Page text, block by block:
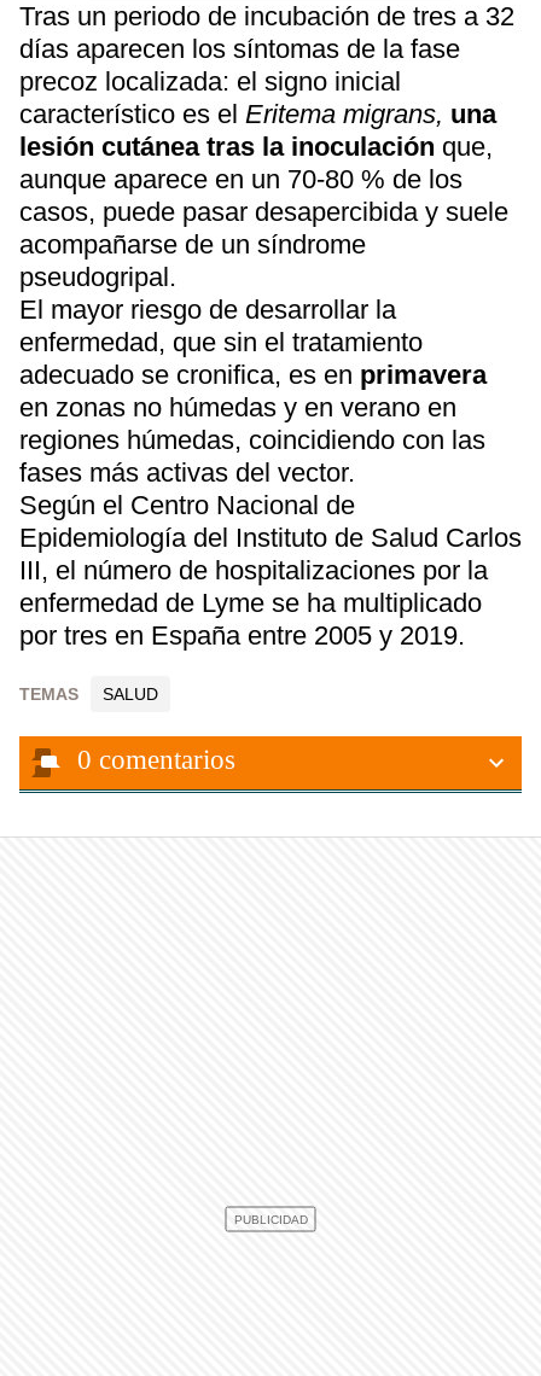
Tras un periodo de incubación de tres a 32
días aparecen los síntomas de la fase
precoz localizada: el signo inicial
característico es el Eritema migrans, una
lesión cutánea tras la inoculación que,
aunque aparece en un 70-80 % de los
casos, puede pasar desapercibida y suele
acompañarse de un síndrome
pseudogripal.
El mayor riesgo de desarrollar la
enfermedad, que sin el tratamiento
adecuado se cronifica, es en primavera
en zonas no húmedas y en verano en
regiones húmedas, coincidiendo con las
fases más activas del vector.
Según el Centro Nacional de
Epidemiología del Instituto de Salud Carlos
III, el número de hospitalizaciones por la
enfermedad de Lyme se ha multiplicado
por tres en España entre 2005 y 2019.
TEMAS SALUD
0 comentarios